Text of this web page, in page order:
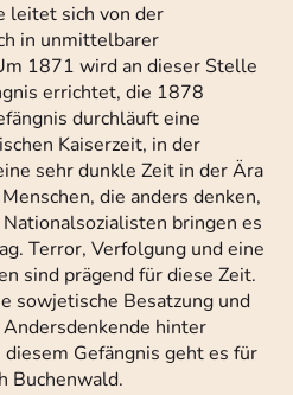
leitet sich von der
in unmittelbarer
1871 wird an dieser Stelle
errichtet, die 1878
durchläuft eine
Kaiserzeit, in der
sehr dunkle Zeit in der Ära
die anders denken,
bringen es
Terror, Verfolgung und eine
sind prägend für diese Zeit.
sowjetische Besatzung und
hinter
Gefängnis geht es für
Buchenwald.